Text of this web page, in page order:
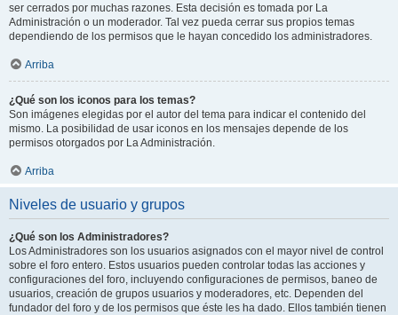
ser cerrados por muchas razones. Esta decisión es tomada por La
Administración o un moderador. Tal vez pueda cerrar sus propios temas
dependiendo de los permisos que le hayan concedido los administradores.
Arriba
¿Qué son los iconos para los temas?
Son imágenes elegidas por el autor del tema para indicar el contenido del
mismo. La posibilidad de usar iconos en los mensajes depende de los
permisos otorgados por La Administración.
Arriba
Niveles de usuario y grupos
¿Qué son los Administradores?
Los Administradores son los usuarios asignados con el mayor nivel de control
sobre el foro entero. Estos usuarios pueden controlar todas las acciones y
configuraciones del foro, incluyendo configuraciones de permisos, baneo de
usuarios, creación de grupos usuarios y moderadores, etc. Dependen del
fundador del foro y de los permisos que éste les ha dado. Ellos también tienen